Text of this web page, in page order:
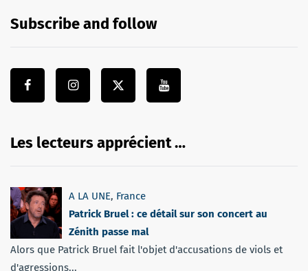
Subscribe and follow
Les lecteurs apprécient …
A LA UNE, France
Patrick Bruel : ce détail sur son concert au
Zénith passe mal
Alors que Patrick Bruel fait l'objet d'accusations de viols et
d'agressions...